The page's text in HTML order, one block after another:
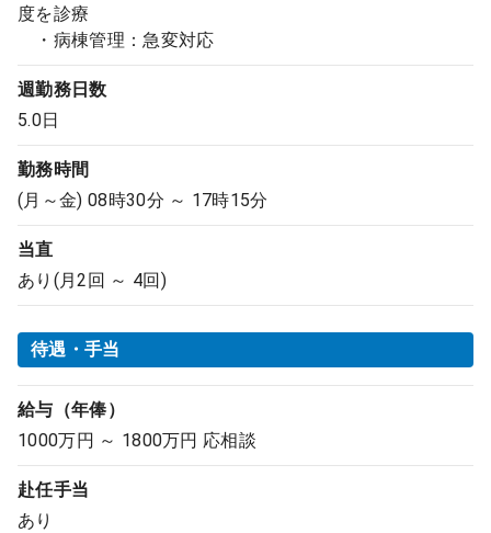
度を診療
・病棟管理：急変対応
週勤務日数
5.0日
勤務時間
(月～金) 08時30分 ～ 17時15分
当直
あり(月2回 ～ 4回)
待遇・手当
給与（年俸）
1000万円 ～ 1800万円 応相談
赴任手当
あり